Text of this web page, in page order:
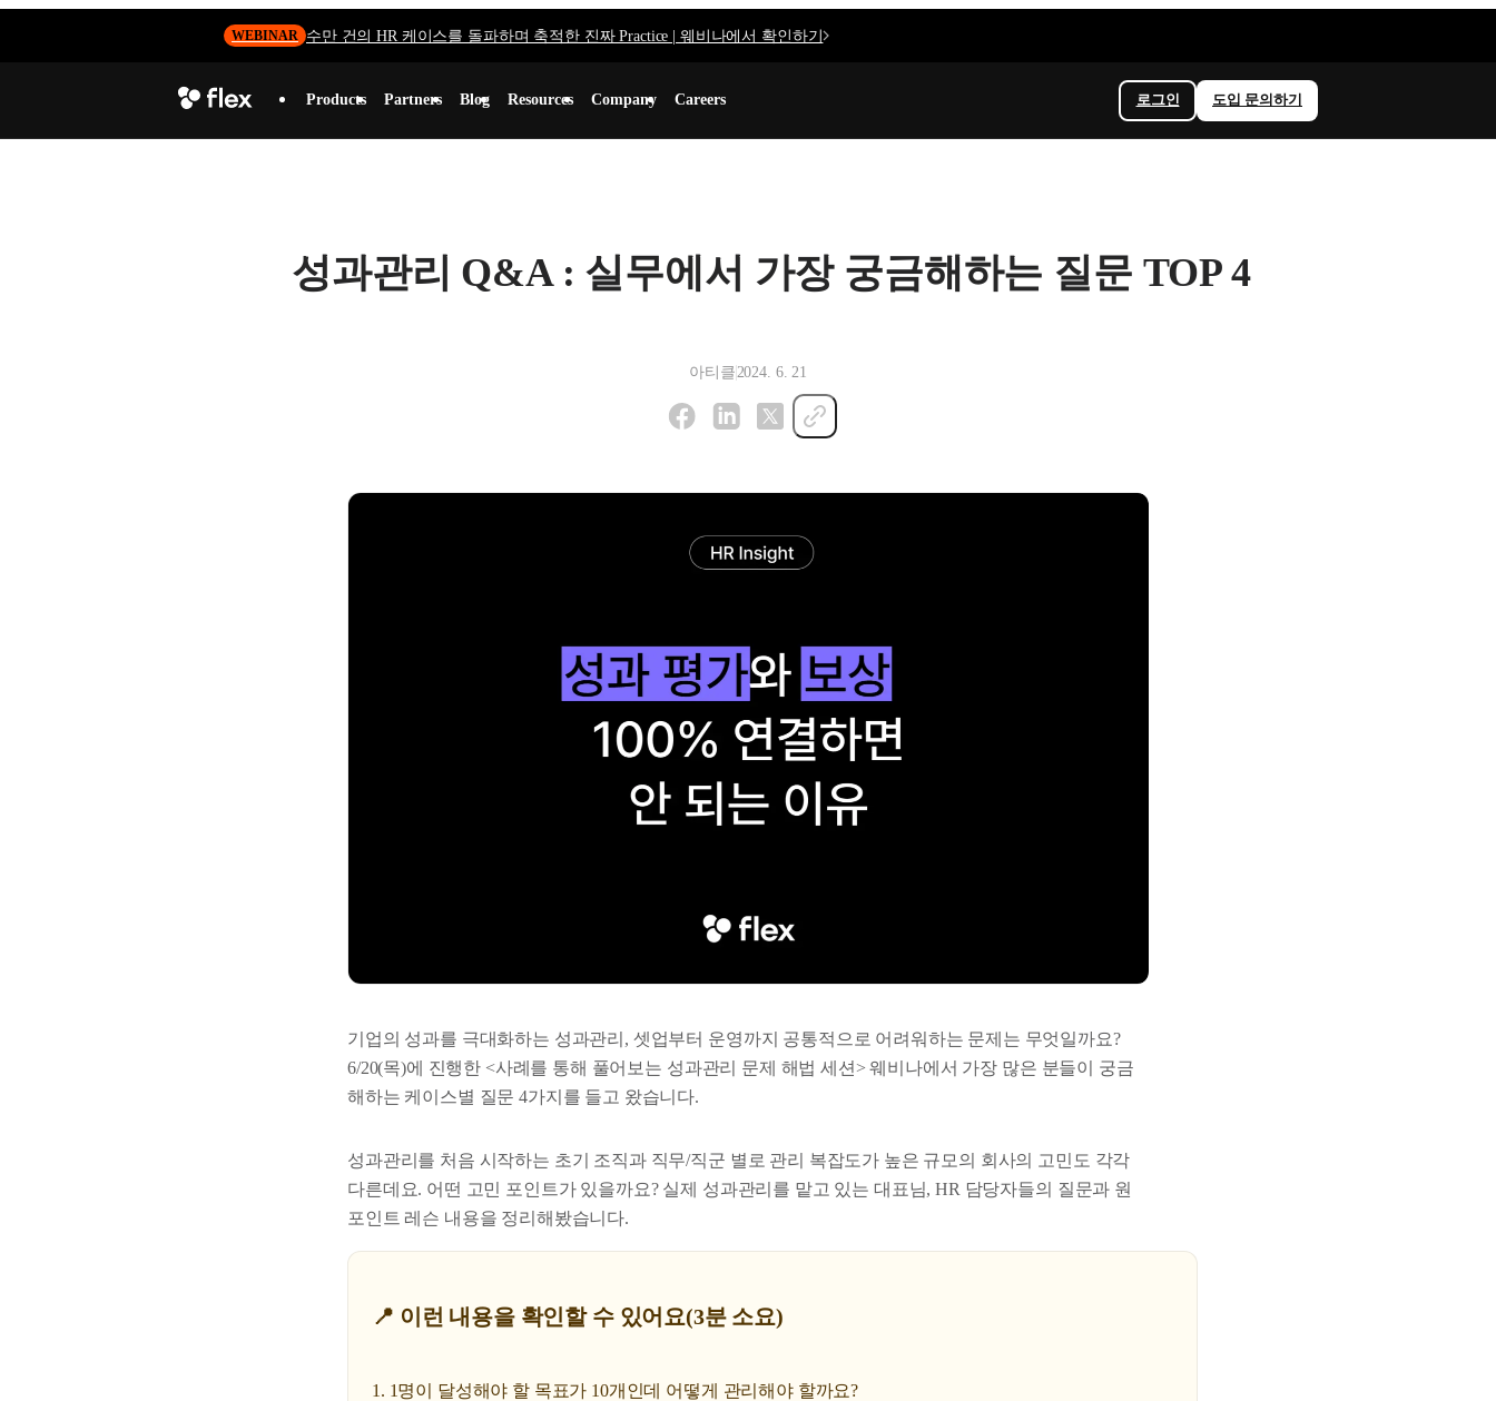
WEBINAR 수만 건의 HR 케이스를 돌파하며 축적한 진짜 Practice | 웨비나에서 확인하기
Products Partners Blog Resources Company Careers 로그인 도입 문의하기
성과관리 Q&A : 실무에서 가장 궁금해하는 질문 TOP 4
아티클2024. 6. 21
기업의 성과를 극대화하는 성과관리, 셋업부터 운영까지 공통적으로 어려워하는 문제는 무엇일까요?
6/20(목)에 진행한 <사례를 통해 풀어보는 성과관리 문제 해법 세션> 웨비나에서 가장 많은 분들이 궁금
해하는 케이스별 질문 4가지를 들고 왔습니다.
성과관리를 처음 시작하는 초기 조직과 직무/직군 별로 관리 복잡도가 높은 규모의 회사의 고민도 각각
다른데요. 어떤 고민 포인트가 있을까요? 실제 성과관리를 맡고 있는 대표님, HR 담당자들의 질문과 원
포인트 레슨 내용을 정리해봤습니다.
📍 이런 내용을 확인할 수 있어요(3분 소요)
1. 1명이 달성해야 할 목표가 10개인데 어떻게 관리해야 할까요?